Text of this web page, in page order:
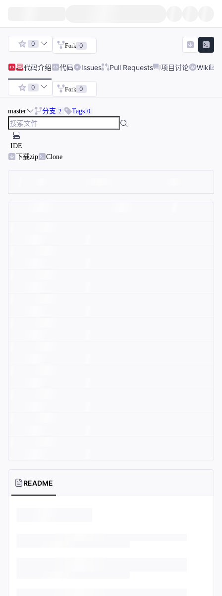
0 Fork 0
代码介绍 代码 Issues Pull Requests 项目讨论 Wiki
0 Fork 0
master 分支 2 Tags 0
IDE
下载zip
Clone
README